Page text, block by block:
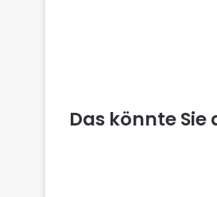
Das könnte